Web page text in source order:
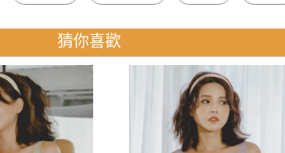
猜你喜歡